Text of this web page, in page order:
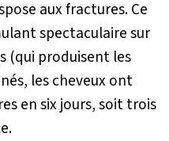
aux fractures. Ce
spectaculaire sur
(qui produisent les
les cheveux ont
en six jours, soit trois